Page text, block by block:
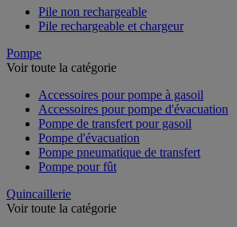
Pile non rechargeable
Pile rechargeable et chargeur
Pompe
Voir toute la catégorie
Accessoires pour pompe à gasoil
Accessoires pour pompe d'évacuation
Pompe de transfert pour gasoil
Pompe d'évacuation
Pompe pneumatique de transfert
Pompe pour fût
Quincaillerie
Voir toute la catégorie